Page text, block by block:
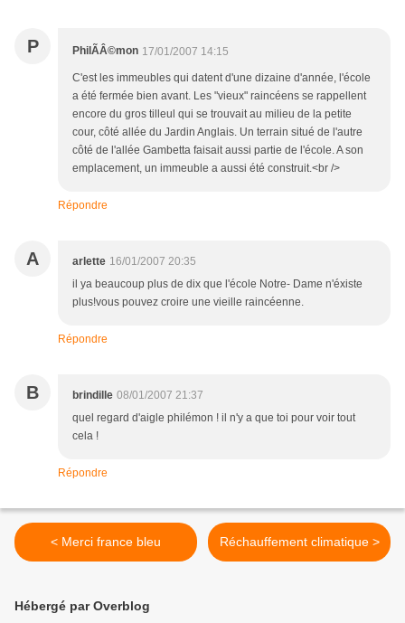
P PhilÃÂ©mon 17/01/2007 14:15
C'est les immeubles qui datent d'une dizaine d'année, l'école
a été fermée bien avant. Les "vieux" raincéens se rappellent
encore du gros tilleul qui se trouvait au milieu de la petite
cour, côté allée du Jardin Anglais. Un terrain situé de l'autre
côté de l'allée Gambetta faisait aussi partie de l'école. A son
emplacement, un immeuble a aussi été construit.<br />
Répondre
A arlette 16/01/2007 20:35
il ya beaucoup plus de dix que l'école Notre- Dame n'éxiste
plus!vous pouvez croire une vieille raincéenne.
Répondre
B brindille 08/01/2007 21:37
quel regard d'aigle philémon ! il n'y a que toi pour voir tout
cela !
Répondre
< Merci france bleu Réchauffement climatique >
Hébergé par Overblog